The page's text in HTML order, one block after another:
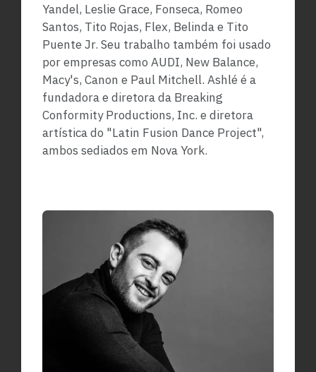
Yandel, Leslie Grace, Fonseca, Romeo
Santos, Tito Rojas, Flex, Belinda e Tito
Puente Jr. Seu trabalho também foi usado
por empresas como AUDI, New Balance,
Macy's, Canon e Paul Mitchell. Ashlé é a
fundadora e diretora da Breaking
Conformity Productions, Inc. e diretora
artística do "Latin Fusion Dance Project",
ambos sediados em Nova York.